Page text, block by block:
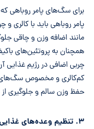
برای سگ‌های پامر روباهی
پامر روباهی باید با کالری
مانند اضافه وزن و چاقی
همچنان به پروتئین‌های
چربی اضافی در رژیم غذایی
کم‌کالری و مخصوص سگ‌های
حفظ وزن سالم و جلوگیری
۳. تنظیم وعده‌های غذایی بر اساس سطح فعالیت